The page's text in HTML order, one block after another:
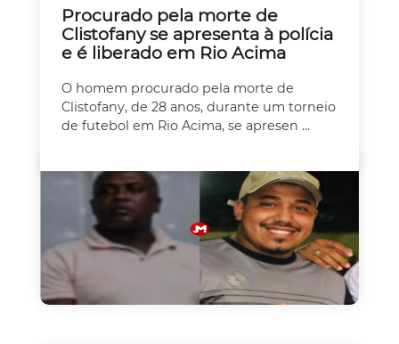
Procurado pela morte de
Clistofany se apresenta à polícia
e é liberado em Rio Acima
O homem procurado pela morte de
Clistofany, de 28 anos, durante um torneio
de futebol em Rio Acima, se apresen ...